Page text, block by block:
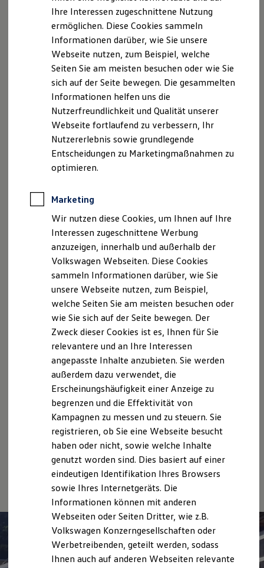
Leasing
Für Privatkunden
Für Gewerbekunden
Versicherungen & Garantien
Garantien
Kfz-Versicherung für Nutzfahrzeuge
Restschuldversicherung
Wartungsverträge
Besitzer & Service
Reparatur & Service
Sommer-Special
Reparatur, Pflege & Inspektion
Servicetermin anfragen
Service-Vorteile bei Volkswagen Nutzfahrzeuge
ServicePlus
Economy Service
Räder & Reifen Service
Notdienst und Pannenhilfe
Software, Konnektivität & Apps
California App
VW Connect für Ihren ID. Buzz
VW Connect für Ihren Transporter/Caravelle
VW Connect für Ihren Amarok
VW Connect für andere Modelle
Connect Pro
Fleet Interface Data
Multistop Pathfinder
Übersicht Software Updates
Digitales Bordbuch
Fahrerassistenz- und Sicherheitssysteme
Kontrollleuchten
Batterieverordnung
XTL-Dieselkraftstoff
Ersatzteile und Betriebsflüssigkeiten
Original Zubehör und Lifestyle Produkte
myVolkswagen
myVolkswagen Business
Elektrisch & Autonom
Elektro - & Hybridfahrzeuge
Unser Ansatz
Klimafreundlicher Strom
Reichweite & Ladelösungen
Reichweitensimulator
Ladezeitensimulator
Ladelösungen für Privatkunden
Ladelösungen für Gewerbekunden
Bidirektionales Laden
Förderung & Kosten der Elektrofahrzeuge
Fördermöglichkeiten für Privatkunden
Unsere Leistungenim
Überblick
Neuwagen Nutzfahrzeuge
Neuwagen Caddy - Multivan -
California
ID. Buzz
Service
ServicePlus
Probefahrt
Beratung
Angebote
Servicetermin anfragen
Ihre Interessen zugeschnittene Nutzung
ermöglichen. Diese Cookies sammeln
Informationen darüber, wie Sie unsere
Webseite nutzen, zum Beispiel, welche
Seiten Sie am meisten besuchen oder wie Sie
sich auf der Seite bewegen. Die gesammelten
Informationen helfen uns die
Nutzerfreundlichkeit und Qualität unserer
Webseite fortlaufend zu verbessern, Ihr
Nutzererlebnis sowie grundlegende
Entscheidungen zu Marketingmaßnahmen zu
optimieren.
Marketing
Wir nutzen diese Cookies, um Ihnen auf Ihre
Interessen zugeschnittene Werbung
anzuzeigen, innerhalb und außerhalb der
Volkswagen Webseiten. Diese Cookies
sammeln Informationen darüber, wie Sie
unsere Webseite nutzen, zum Beispiel,
welche Seiten Sie am meisten besuchen oder
wie Sie sich auf der Seite bewegen. Der
Zweck dieser Cookies ist es, Ihnen für Sie
relevantere und an Ihre Interessen
angepasste Inhalte anzubieten. Sie werden
außerdem dazu verwendet, die
Erscheinungshäufigkeit einer Anzeige zu
begrenzen und die Effektivität von
Kampagnen zu messen und zu steuern. Sie
registrieren, ob Sie eine Webseite besucht
haben oder nicht, sowie welche Inhalte
genutzt worden sind. Dies basiert auf einer
eindeutigen Identifikation Ihres Browsers
sowie Ihres Internetgeräts. Die
Informationen können mit anderen
Webseiten oder Seiten Dritter, wie z.B.
Volkswagen Konzerngesellschaften oder
Werbetreibenden, geteilt werden, sodass
Ihnen auch auf anderen Webseiten relevante